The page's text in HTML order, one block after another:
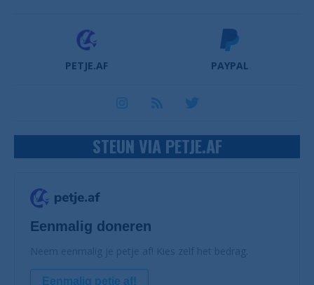
PETJE.AF PAYPAL
STEUN VIA PETJE.AF
Eenmalig doneren
Neem eenmalig je petje af! Kies zelf het bedrag.
Eenmalig petje af!